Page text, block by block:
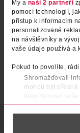
My a naši 2 partneři
pomocí technologií,
přístup k informacím
personalizované
na návštěvníky a
vaše údaje používá a
Pokud to povolíte,
Shromažďovali
mohou být
Identifikovali
konkrétní
Zjistěte více o tom,
části s
Naturella
DO KOŠÍKU
Obj. č.: 1168150